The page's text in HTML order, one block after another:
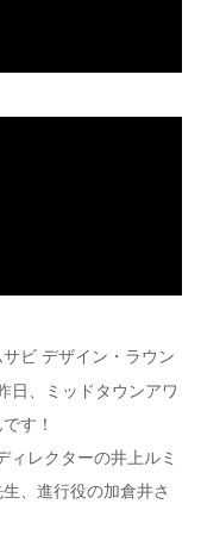
ビ デザイン・ラウン
日、ミッドタウンアワ
す！
ィレクターの井上ルミ
、進行役の加倉井さ